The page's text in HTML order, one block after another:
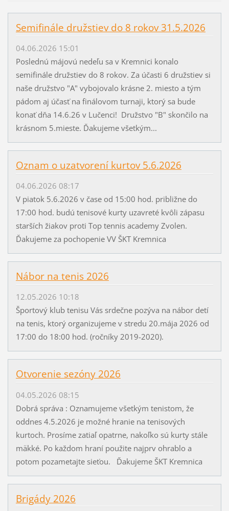
Semifinále družstiev do 8 rokov 31.5.2026
04.06.2026 15:01
Poslednú májovú nedeľu sa v Kremnici konalo
semifinále družstiev do 8 rokov. Za účasti 6 družstiev si
naše družstvo "A" vybojovalo krásne 2. miesto a tým
pádom aj účasť na finálovom turnaji, ktorý sa bude
konať dňa 14.6.26 v Lučenci! Družstvo "B" skončilo na
krásnom 5.mieste. Ďakujeme všetkým...
Oznam o uzatvorení kurtov 5.6.2026
04.06.2026 08:17
V piatok 5.6.2026 v čase od 15:00 hod. približne do
17:00 hod. budú tenisové kurty uzavreté kvôli zápasu
starších žiakov proti Top tennis academy Zvolen.
Ďakujeme za pochopenie VV ŠKT Kremnica
Nábor na tenis 2026
12.05.2026 10:18
Športový klub tenisu Vás srdečne pozýva na nábor detí
na tenis, ktorý organizujeme v stredu 20.mája 2026 od
17:00 do 18:00 hod. (ročníky 2019-2020).
Otvorenie sezóny 2026
04.05.2026 08:15
Dobrá správa : Oznamujeme všetkým tenistom, že
oddnes 4.5.2026 je možné hranie na tenisových
kurtoch. Prosíme zatiaľ opatrne, nakoľko sú kurty stále
mäkké. Po každom hraní použite najprv ohrablo a
potom pozametajte sieťou. Ďakujeme ŠKT Kremnica
Brigády 2026